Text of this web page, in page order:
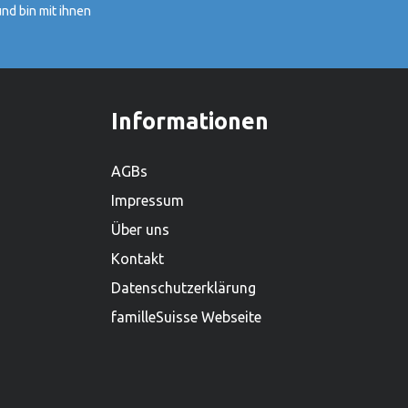
Holstein, und beschäftigt weltweit über
Sortiment von mehr als 2.000
Produkten ist es zudem einer der
bin mit ihnen
Informationen
AGBs
Impressum
Über uns
Kontakt
Datenschutzerklärung
familleSuisse Webseite